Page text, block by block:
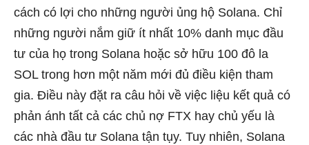
cách có lợi cho những người ủng hộ Solana. Chỉ
những người nắm giữ ít nhất 10% danh mục đầu
tư của họ trong Solana hoặc sở hữu 100 đô la
SOL trong hơn một năm mới đủ điều kiện tham
gia. Điều này đặt ra câu hỏi về việc liệu kết quả có
phản ánh tất cả các chủ nợ FTX hay chủ yếu là
các nhà đầu tư Solana tận tụy. Tuy nhiên, Solana